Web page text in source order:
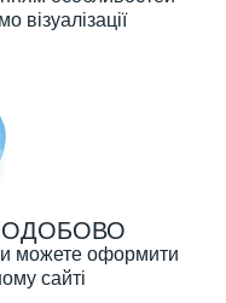
візуалізації
можете оформити
сайті